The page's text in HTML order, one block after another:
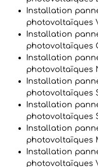
Installation
photovoltaïques
Installation
photovoltaïques
Installation
photovoltaïques
Installation
photovoltaïques
Installation
photovoltaïques
Installation
photovoltaïques
Installation
photovoltaïques